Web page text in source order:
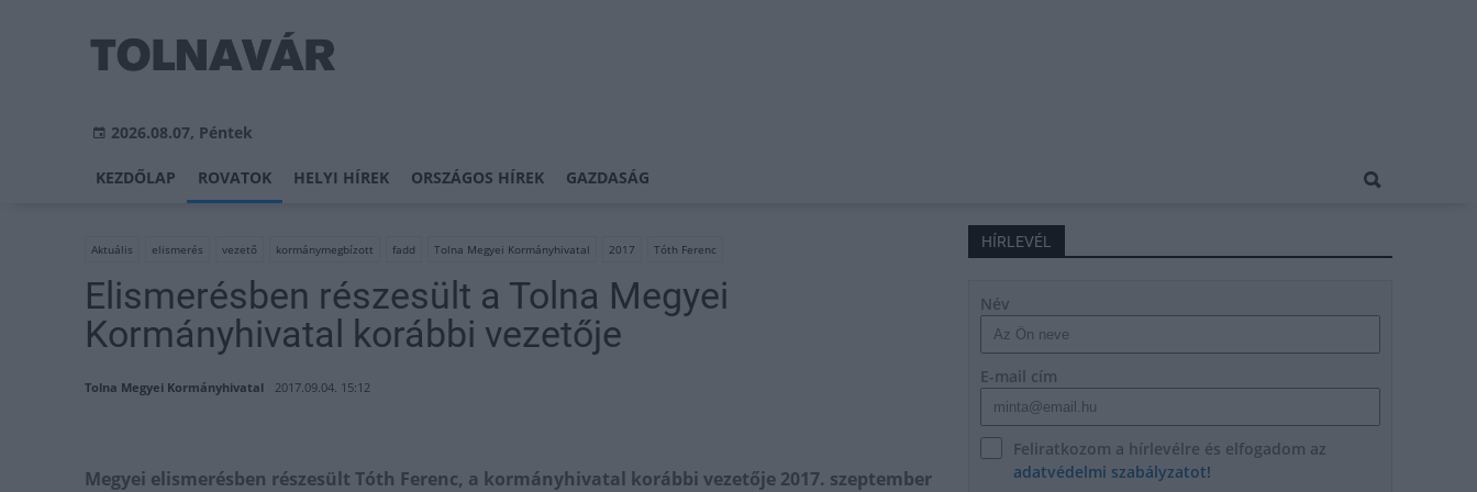
2026.08.07, Péntek
KEZDŐLAP ROVATOK HELYI HÍREK ORSZÁGOS HÍREK GAZDASÁG
Aktuális elismerés vezető kormánymegbízott fadd Tolna Megyei Kormányhivatal 2017 Tóth Ferenc
Elismerésben részesült a Tolna Megyei
Kormányhivatal korábbi vezetője
Tolna Megyei Kormányhivatal 2017.09.04. 15:12
Megyei elismerésben részesült Tóth Ferenc, a kormányhivatal korábbi vezetője 2017. szeptember
HÍRLEVÉL
Név
E-mail cím
Feliratkozom a hírlevélre és elfogadom az
adatvédelmi szabályzatot!